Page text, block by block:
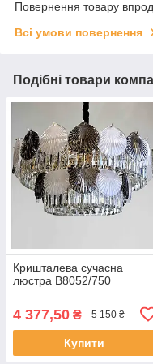
Повернення товару
Всі умови повернення
Подібні товари
Кришталева сучасна
люстра B8052/750
4 377,50 ₴ 5 150 ₴
Купити